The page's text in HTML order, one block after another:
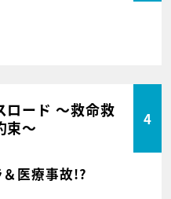
ロード ～救命救
束～
4
医療事故!?